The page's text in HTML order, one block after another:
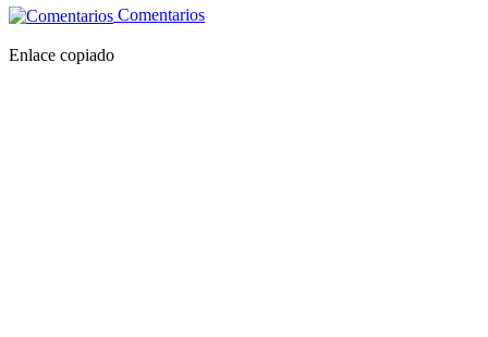
Comentarios
Enlace copiado